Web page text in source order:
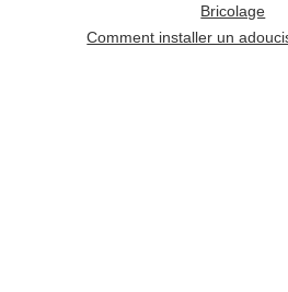
Bricolage
Comment installer un